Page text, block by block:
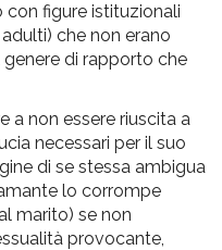
con figure istituzionali
che non erano
di rapporto che
a non essere riuscita a
necessari per il suo
di se stessa ambigua
lo corrompe
marito) se non
provocante,